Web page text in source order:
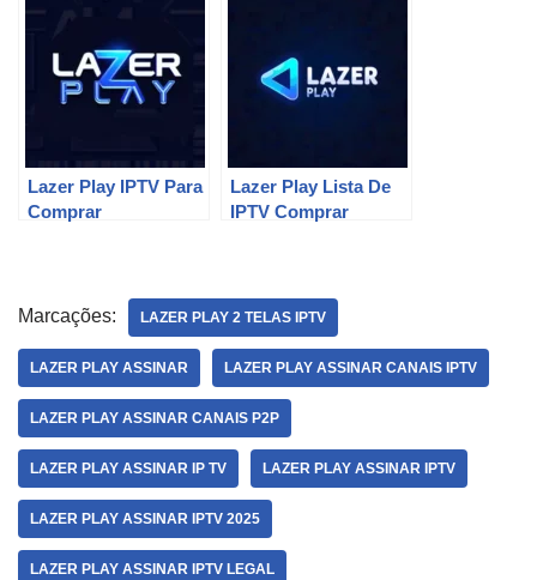
Lazer Play IPTV Para
Comprar
Lazer Play Lista De
IPTV Comprar
Marcações: LAZER PLAY 2 TELAS IPTV
LAZER PLAY ASSINAR LAZER PLAY ASSINAR CANAIS IPTV
LAZER PLAY ASSINAR CANAIS P2P
LAZER PLAY ASSINAR IP TV LAZER PLAY ASSINAR IPTV
LAZER PLAY ASSINAR IPTV 2025
LAZER PLAY ASSINAR IPTV LEGAL